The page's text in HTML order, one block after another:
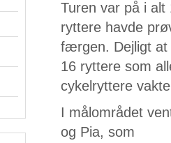
Turen var på i
ryttere havde
færgen. Dejligt at
16 ryttere som
cykelryttere
I målområdet
og Pia, som